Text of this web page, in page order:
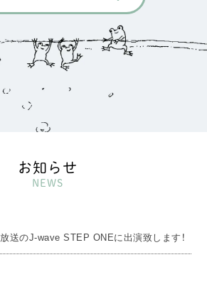
お知らせ
NEWS
送のJ-wave STEP ONEに出演致します！